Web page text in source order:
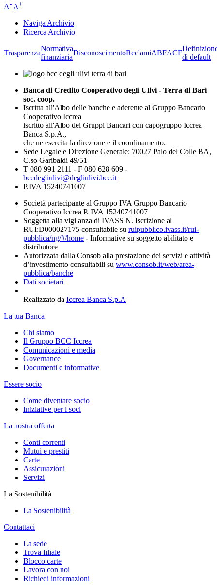
A- A+
Naviga Archivio
Ricerca Archivio
Trasparenza
Normativa
finanziaria
DisconoscimentoReclamiABFACF
di default
Banca di Credito Cooperativo degli Ulivi - Terra di Bari
soc. coop.
Iscritta all'Albo delle banche e aderente al Gruppo Bancario
Cooperativo Iccrea
iscritto all'Albo dei Gruppi Bancari con capogruppo Iccrea
Banca S.p.A.,
che ne esercita la direzione e il coordinamento.
Sede Legale e Direzione Generale: 70027 Palo del Colle BA,
C.so Garibaldi 49/51
T 080 991 2111 - F 080 628 609 -
bccdegliulivi@degliulivi.bcc.it
P.IVA 15240741007
Società partecipante al Gruppo IVA Gruppo Bancario
Cooperativo Iccrea P. IVA 15240741007
Soggetta alla vigilanza di IVASS N. Iscrizione al
RUI:D000027175 consultabile su ruipubblico.ivass.it/rui-
pubblica/ng/#/home - Informative su soggetto abilitato e
distributore
Autorizzata dalla Consob alla prestazione dei servizi e attività
d’investimento consultabili su www.consob.it/web/area-
pubblica/banche
Dati societari
Realizzato da Iccrea Banca S.p.A
La tua Banca
Chi siamo
Il Gruppo BCC Iccrea
Comunicazioni e media
Governance
Documenti e informative
Essere socio
Come diventare socio
Iniziative per i soci
La nostra offerta
Conti correnti
Mutui e prestiti
Carte
Assicurazioni
Servizi
La Sostenibilità
La Sostenibilità
Contattaci
La sede
Trova filiale
Blocco carte
Lavora con noi
Richiedi informazioni